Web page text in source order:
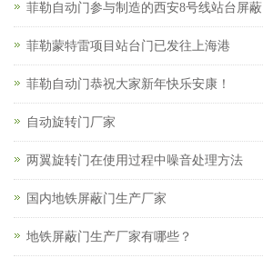
菲勒自动门参与制造的西安8号线站台屏蔽
菲勒蒙特雷项目站台门已发往上海港
菲勒自动门恭祝大家新年快乐安康！
自动旋转门厂家
两翼旋转门在使用过程中噪音处理方法
国内地铁屏蔽门生产厂家
地铁屏蔽门生产厂家有哪些？